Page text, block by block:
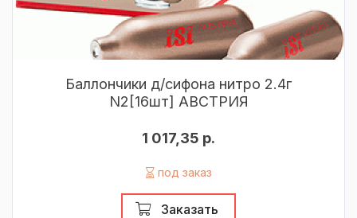
Баллончики д/сифона нитро 2.4г
N2[16шт] АВСТРИЯ
1 017,35 р.
под заказ
Заказать